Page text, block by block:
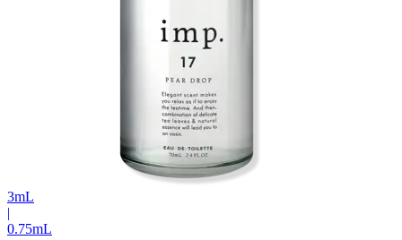
3mL
|
0.75mL